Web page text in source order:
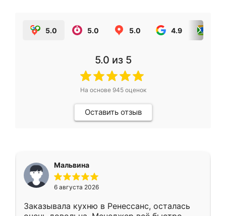
5.0 5.0 5.0 4.9
5.0 из 5
На основе 945оценок
Оставить отзыв
Мальвина
6 августа 2026
Заказывала кухню в Ренессанс, осталась